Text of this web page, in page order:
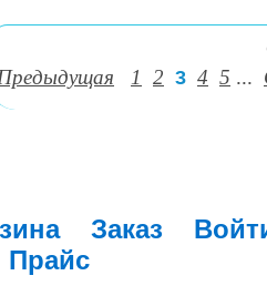
1 2 3 4 5 ...
Заказ
Прайс